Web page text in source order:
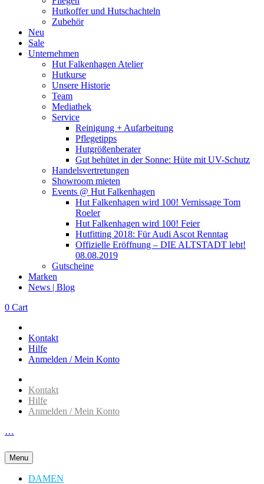
Hutkoffer und Hutschachteln
Zubehör
Neu
Sale
Unternehmen
Hut Falkenhagen Atelier
Hutkurse
Unsere Historie
Team
Mediathek
Service
Reinigung + Aufarbeitung
Pflegetipps
Hutgrößenberater
Gut behütet in der Sonne: Hüte mit UV-Schutz
Handelsvertretungen
Showroom mieten
Events @ Hut Falkenhagen
Hut Falkenhagen wird 100! Vernissage Tom
Roeler
Hut Falkenhagen wird 100! Feier
Hutfitting 2018: Für Audi Ascot Renntag
Offizielle Eröffnung – DIE ALTSTADT lebt!
08.08.2019
Gutscheine
Marken
News | Blog
0 Cart
Kontakt
Hilfe
Anmelden / Mein Konto
Kontakt
Hilfe
Anmelden / Mein Konto
…
Menu
DAMEN